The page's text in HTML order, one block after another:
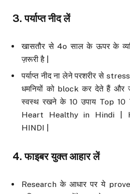
3.पर्याप्त नीद लें
खासतौर से 4o साल के ऊपर के
ज़रूरी है |
पर्याप्त नीद ना लेने परशरीर से
धमनियों को block कर देते हैं और
स्वस्थ रखने के 10 उपाय Top
Heart Healthy in Hindi |
HINDI |
4.फाइबर युक्त आहार लें
Research के आधार पर ये